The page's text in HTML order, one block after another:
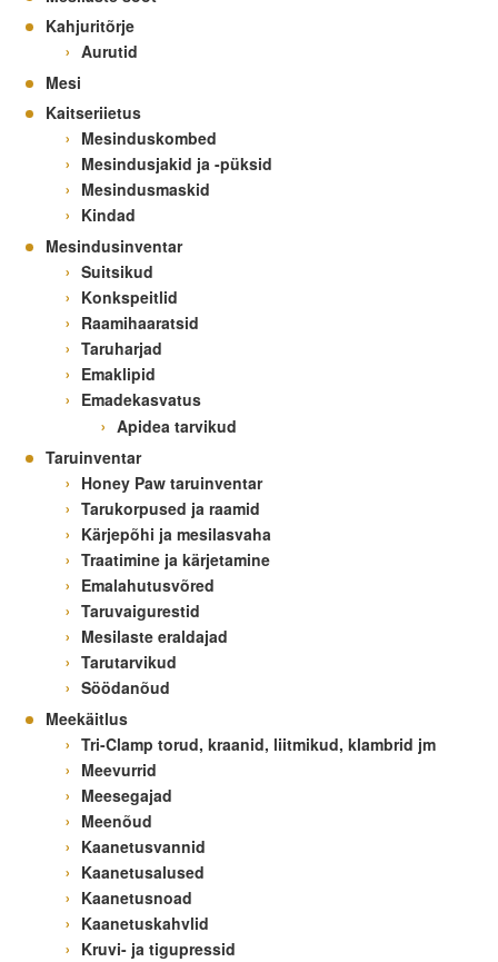
Kahjuritõrje
Aurutid
Mesi
Kaitseriietus
Mesinduskombed
Mesindusjakid ja -püksid
Mesindusmaskid
Kindad
Mesindusinventar
Suitsikud
Konkspeitlid
Raamihaaratsid
Taruharjad
Emaklipid
Emadekasvatus
Apidea tarvikud
Taruinventar
Honey Paw taruinventar
Tarukorpused ja raamid
Kärjepõhi ja mesilasvaha
Traatimine ja kärjetamine
Emalahutusvõred
Taruvaigurestid
Mesilaste eraldajad
Tarutarvikud
Söödanõud
Meekäitlus
Tri-Clamp torud, kraanid, liitmikud, klambrid jm
Meevurrid
Meesegajad
Meenõud
Kaanetusvannid
Kaanetusalused
Kaanetusnoad
Kaanetuskahvlid
Kruvi- ja tigupressid